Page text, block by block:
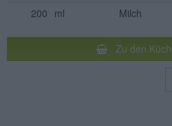
200 ml Milch
Zu den